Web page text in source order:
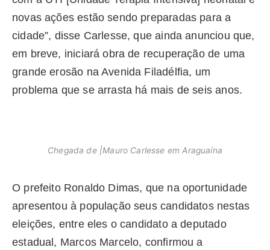
novas ações estão sendo preparadas para a
cidade”, disse Carlesse, que ainda anunciou que,
em breve, iniciará obra de recuperação de uma
grande erosão na Avenida Filadélfia, um
problema que se arrasta há mais de seis anos.
Chegada de |Mauro Carlesse em Araguaína
O prefeito Ronaldo Dimas, que na oportunidade
apresentou à população seus candidatos nestas
eleições, entre eles o candidato a deputado
estadual, Marcos Marcelo, confirmou a